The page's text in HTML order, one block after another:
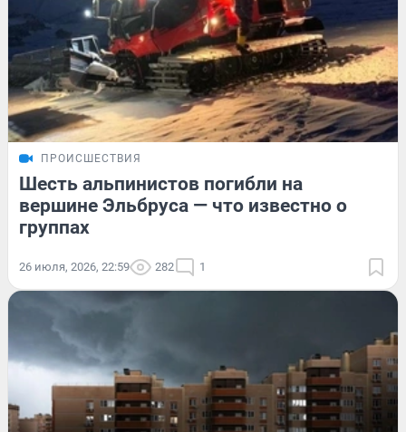
ПРОИСШЕСТВИЯ
Шесть альпинистов погибли на
вершине Эльбруса — что известно о
группах
26 июля, 2026, 22:59 282 1